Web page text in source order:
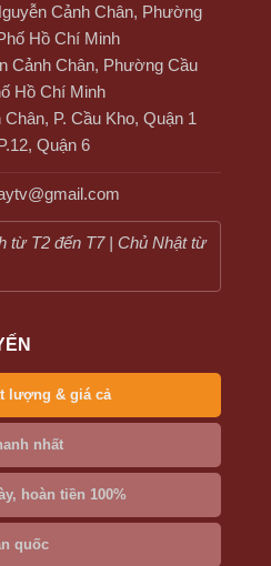
Cảnh Chân, Phường
Hồ Chí Minh
Cảnh Chân, Phường Cầu
Hồ Chí Minh
P. Cầu Kho, Quận 1
Quận 6
từ T2 đến T7 | Chủ Nhật từ
lượng & giá cả
nhất
hoàn tiền 100%
quốc